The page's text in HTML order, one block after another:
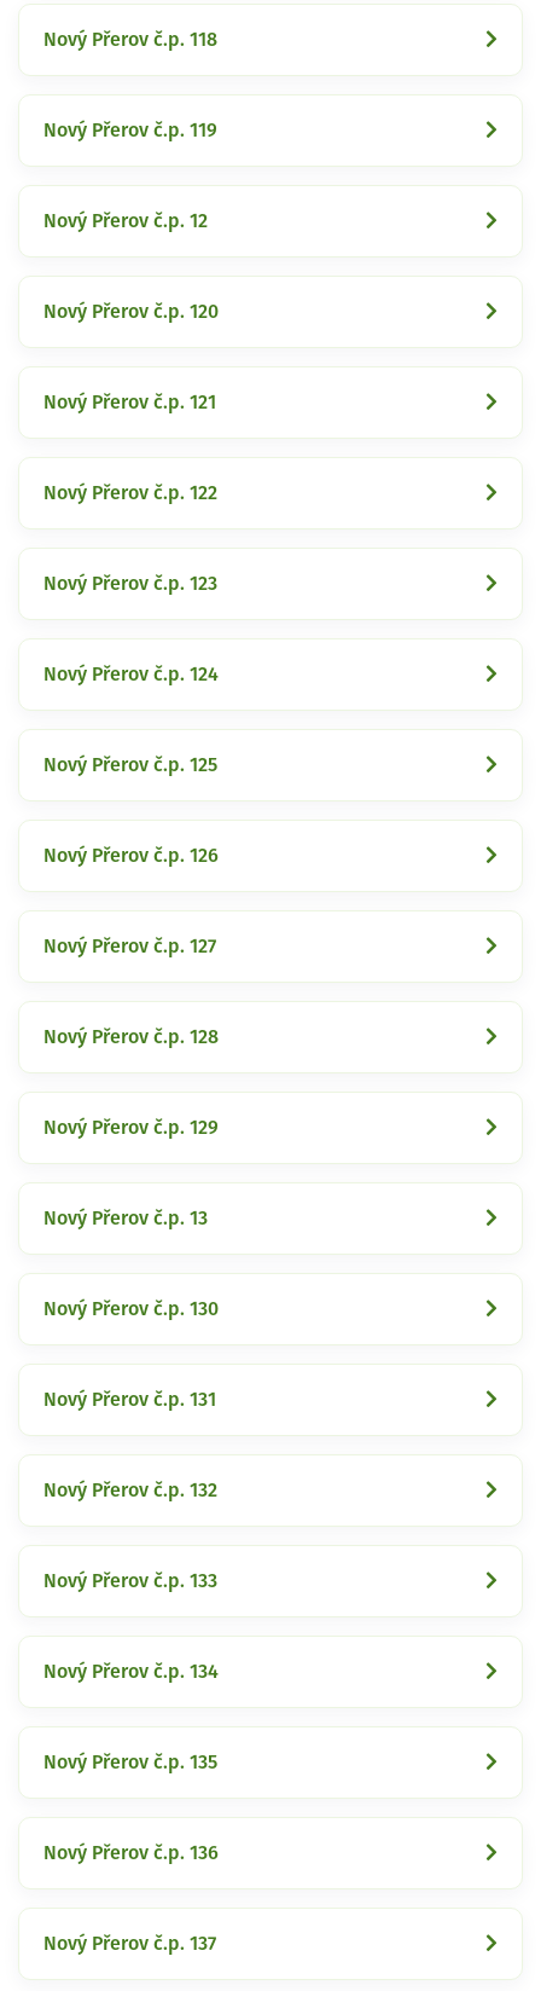
Nový Přerov č.p. 118
Nový Přerov č.p. 119
Nový Přerov č.p. 12
Nový Přerov č.p. 120
Nový Přerov č.p. 121
Nový Přerov č.p. 122
Nový Přerov č.p. 123
Nový Přerov č.p. 124
Nový Přerov č.p. 125
Nový Přerov č.p. 126
Nový Přerov č.p. 127
Nový Přerov č.p. 128
Nový Přerov č.p. 129
Nový Přerov č.p. 13
Nový Přerov č.p. 130
Nový Přerov č.p. 131
Nový Přerov č.p. 132
Nový Přerov č.p. 133
Nový Přerov č.p. 134
Nový Přerov č.p. 135
Nový Přerov č.p. 136
Nový Přerov č.p. 137